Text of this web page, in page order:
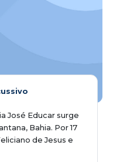
José Educar surge
Bahia. Por 17
de Jesus e